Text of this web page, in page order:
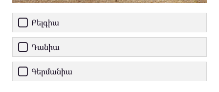
Բելգիա
Դանիա
Գերմանիա